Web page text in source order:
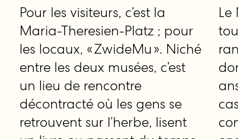
Pour les visiteurs, c’est la
Maria-Theresien-Platz ; pour
les locaux, « ZwideMu ». Niché
entre les deux musées, c’est
un lieu de rencontre
décontracté où les gens se
retrouvent sur l’herbe, lisent